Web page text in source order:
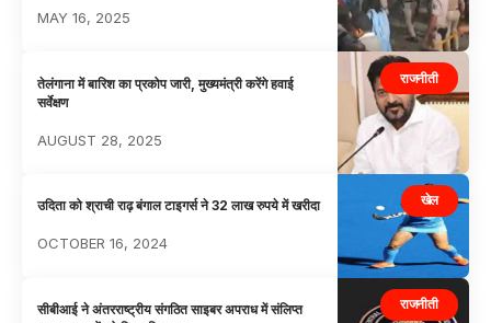
MAY 16, 2025
राजनीती
तेलंगाना में बारिश का प्रकोप जारी, मुख्यमंत्री करेंगे हवाई
सर्वेक्षण
AUGUST 28, 2025
खेल
उदिता को श्राची राढ़ बंगाल टाइगर्स ने 32 लाख रुपये में खरीदा
OCTOBER 16, 2024
राजनीती
सीबीआई ने अंतरराष्ट्रीय संगठित साइबर अपराध में संलिप्त